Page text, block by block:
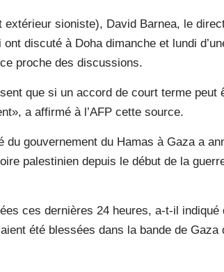
extérieur sioniste), David Barnea, le
discuté à Doha dimanche et lundi
proche des discussions.
que si un accord de court terme peut
a affirmé à l’AFP cette source.
du gouvernement du Hamas à Gaza a
palestinien depuis le début de la
ces dernières 24 heures, a-t-il indiqué
été blessées dans la bande de Gaza